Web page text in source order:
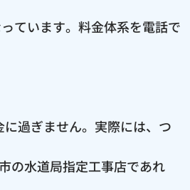
ています。料金体系を電話で
過ぎません。実際には、つ
の水道局指定工事店であれ